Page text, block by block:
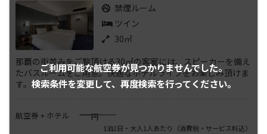
ご利用可能な航空券が見つかりませんでした。
検索条件を変更して、 再度検索を行ってください。
禁煙ルーム
ツイン
30㎡
那覇の街並みをご覧頂ける30㎡の客室には、スピーカーを備え
たバスルームをご用意。快適なホテルライフをお楽しみ頂けま
す。
航空券 + ホテル ――――円
1泊2日・大人1人あたり （消費税・サービス料込）